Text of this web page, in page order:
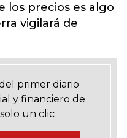
los precios es algo
vigilará de
primer diario
y financiero de
un clic